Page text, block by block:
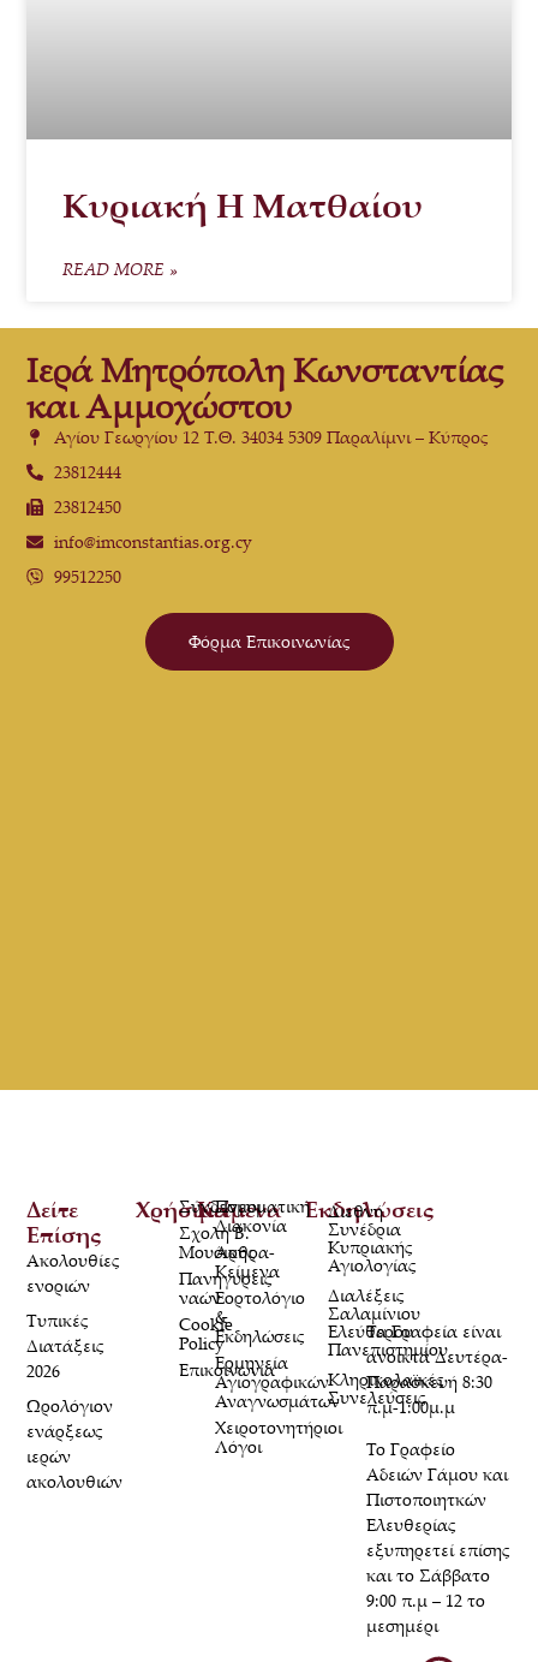
Κυριακή Η Ματθαίου
READ MORE »
Ιερά Μητρόπολη Κωνσταντίας
και Αμμοχώστου
Αγίου Γεωργίου 12 Τ.Θ. 34034 5309 Παραλίμνι – Κύπρος
23812444
23812450
info@imconstantias.org.cy
99512250
Φόρμα Επικοινωνίας
Τα Γραφεία είναι
ανοικτά Δευτέρα-
Παρασκευή 8:30
π.μ-1:00μ.μ
Το Γραφείο
Αδειών Γάμου και
Πιστοποιητκών
Ελευθερίας
εξυπηρετεί επίσης
και το Σάββατο
9:00 π.μ – 12 το
μεσημέρι
Χρήσιμα
Σύνδεσμοι
Σχολή Β.
Μουσικής
Πανηγύρεις
ναών
Cookie
Policy
Επικοινωνία
Κείμενα
Πνευματική
Διακονία
Άρθρα-
Κείμενα
Εορτολόγιο
&
Εκδηλώσεις
Ερμηνεία
Αγιογραφικών
Αναγνωσμάτων
Χειροτονητήριοι
Λόγοι
Δείτε
Επίσης
Ακολουθίες
ενοριών
Τυπικές
Διατάξεις
2026
Ωρολόγιον
ενάρξεως
ιερών
ακολουθιών
Εκδηλώσεις
Διεθνή
Συνέδρια
Κυπριακής
Αγιολογίας
Διαλέξεις
Σαλαμίνιου
Ελεύθερου
Πανεπιστημίου
Κληρικολαϊκές
Συνελεύσεις